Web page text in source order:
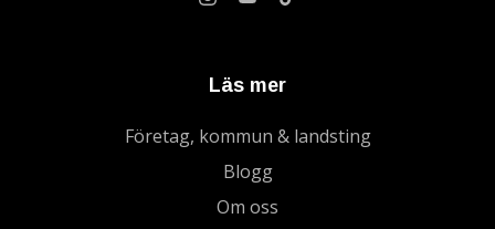
Läs mer
Företag, kommun & landsting
Blogg
Om oss